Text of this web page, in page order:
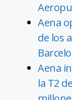
Aena
de los
Aena
la T2